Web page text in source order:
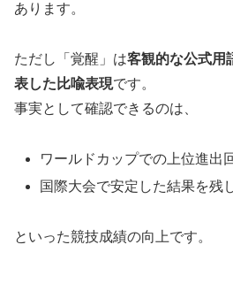
あります。
ただし「覚醒」は客観的な公式用
表した比喩表現です。
事実として確認できるのは、
ワールドカップでの上位進出
国際大会で安定した結果を残
といった競技成績の向上です。